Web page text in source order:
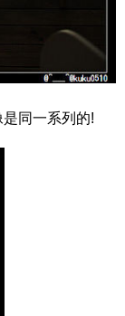
同一系列的!